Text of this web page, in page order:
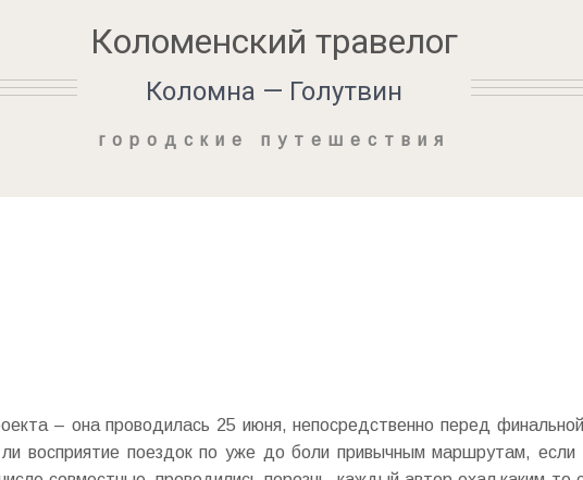
Коломенский травелог
Коломна — Голутвин
городские путешествия
– она проводилась 25 июня, непосредственно перед
восприятие поездок по уже до боли привычным маршрутам,